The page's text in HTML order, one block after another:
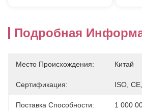
Подробная
Место Происхождения: Китай
Сертификация: ISO,
Поставка Способности: 1 000